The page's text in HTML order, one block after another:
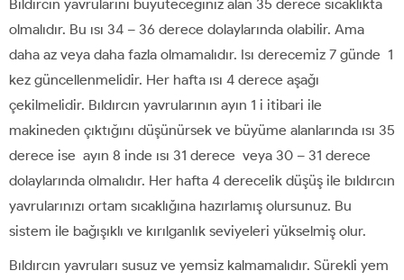
Bıldırcın yavrularını büyüteceğiniz alan 35 derece sıcaklıkta
olmalıdır. Bu ısı 34 – 36 derece dolaylarında olabilir. Ama
daha az veya daha fazla olmamalıdır. Isı derecemiz 7 günde 1
kez güncellenmelidir. Her hafta ısı 4 derece aşağı
çekilmelidir. Bıldırcın yavrularının ayın 1 i itibari ile
makineden çıktığını düşünürsek ve büyüme alanlarında ısı 35
derece ise ayın 8 inde ısı 31 derece veya 30 – 31 derece
dolaylarında olmalıdır. Her hafta 4 derecelik düşüş ile bıldırcın
yavrularınızı ortam sıcaklığına hazırlamış olursunuz. Bu
sistem ile bağışıklı ve kırılganlık seviyeleri yükselmiş olur.
Bıldırcın yavruları susuz ve yemsiz kalmamalıdır. Sürekli yem